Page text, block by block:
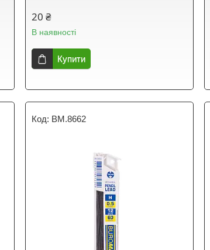
20 ₴
В наявності
Купити
BM.8662